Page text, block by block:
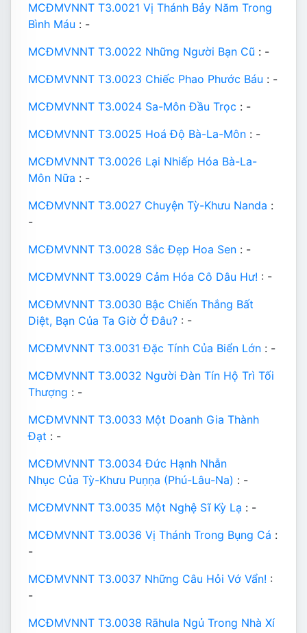
MCĐMVNNT T3.0021 Vị Thánh Bảy Năm Trong
Bình Máu : -
MCĐMVNNT T3.0022 Những Người Bạn Cũ : -
MCĐMVNNT T3.0023 Chiếc Phao Phước Báu : -
MCĐMVNNT T3.0024 Sa-Môn Đầu Trọc : -
MCĐMVNNT T3.0025 Hoá Độ Bà-La-Môn : -
MCĐMVNNT T3.0026 Lại Nhiếp Hóa Bà-La-
Môn Nữa : -
MCĐMVNNT T3.0027 Chuyện Tỳ-Khưu Nanda :
-
MCĐMVNNT T3.0028 Sắc Đẹp Hoa Sen : -
MCĐMVNNT T3.0029 Cảm Hóa Cô Dâu Hư! : -
MCĐMVNNT T3.0030 Bậc Chiến Thắng Bất
Diệt, Bạn Của Ta Giờ Ở Đâu? : -
MCĐMVNNT T3.0031 Đặc Tính Của Biển Lớn : -
MCĐMVNNT T3.0032 Người Đàn Tín Hộ Trì Tối
Thượng : -
MCĐMVNNT T3.0033 Một Doanh Gia Thành
Đạt : -
MCĐMVNNT T3.0034 Đức Hạnh Nhẫn
Nhục Của Tỳ-Khưu Puṇṇa (Phú-Lâu-Na) : -
MCĐMVNNT T3.0035 Một Nghệ Sĩ Kỳ Lạ : -
MCĐMVNNT T3.0036 Vị Thánh Trong Bụng Cá :
-
MCĐMVNNT T3.0037 Những Câu Hỏi Vớ Vẩn! :
-
MCĐMVNNT T3.0038 Rāhula Ngủ Trong Nhà Xí